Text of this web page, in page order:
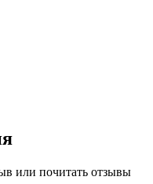
или почитать отзывы